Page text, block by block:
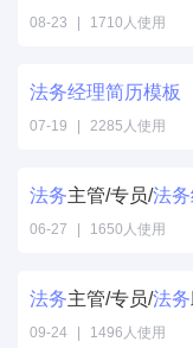
08-23 1710人使用
法务经理简历模板
07-19 2285人使用
法务主管/专员/法务
06-27 1650人使用
法务主管/专员/法务
09-24 1496人使用